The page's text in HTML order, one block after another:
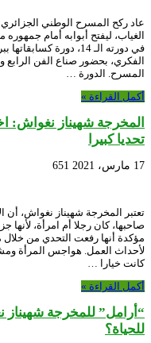
عاد ركح المسرح الوطني
الغياب، ليفتح أبوابه أمام
في دورته الـ 14، دورة
الفكري، بحضور صناع الفن الرابع
المسرح. الدورة …
أكمل القراءة »
المخرجة شهيناز نغواش:
تحديا كبيرا
17 مارس، 2021 651
تعتبر المخرجة شهيناز نغواش،
صاحبها، كان رجلا أم امرأة، لأنها
مؤكدة أنها رفعت التحدي من خلال
لأحداث العمل. هواجس المرأة
كانت خيارا …
أكمل القراءة »
“أرامل” للمخرجة شهيناز
للحياة؟